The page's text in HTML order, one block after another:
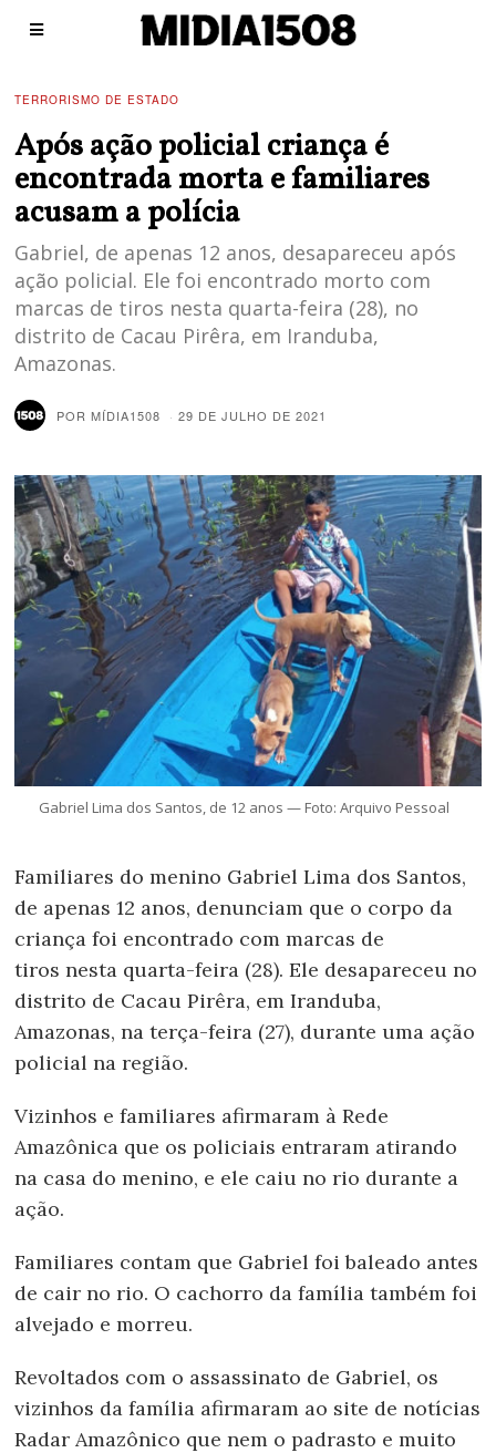
TERRORISMO DE ESTADO
Após ação policial criança é
encontrada morta e familiares
acusam a polícia
Gabriel, de apenas 12 anos, desapareceu após
ação policial. Ele foi encontrado morto com
marcas de tiros nesta quarta-feira (28), no
distrito de Cacau Pirêra, em Iranduba,
Amazonas.
PORMÍDIA1508 29 DE JULHO DE 2021
Gabriel Lima dos Santos, de 12 anos — Foto: Arquivo Pessoal
Familiares do menino Gabriel Lima dos Santos,
de apenas 12 anos, denunciam que o corpo da
criança foi encontrado com marcas de
tiros nesta quarta-feira (28). Ele desapareceu no
distrito de Cacau Pirêra, em Iranduba,
Amazonas, na terça-feira (27), durante uma ação
policial na região.
Vizinhos e familiares afirmaram à Rede
Amazônica que os policiais entraram atirando
na casa do menino, e ele caiu no rio durante a
ação.
Familiares contam que Gabriel foi baleado antes
de cair no rio. O cachorro da família também foi
alvejado e morreu.
Revoltados com o assassinato de Gabriel, os
vizinhos da família afirmaram ao site de notícias
Radar Amazônico que nem o padrasto e muito